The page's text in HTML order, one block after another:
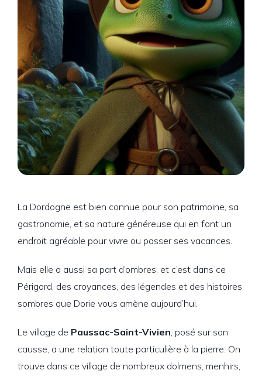
La Dordogne est bien connue pour son patrimoine, sa
gastronomie, et sa nature généreuse qui en font un
endroit agréable pour vivre ou passer ses vacances.
Mais elle a aussi sa part d’ombres, et c’est dans ce
Périgord, des croyances, des légendes et des histoires
sombres que Dorie vous amène aujourd’hui.
Le village de Paussac-Saint-Vivien, posé sur son
causse, a une relation toute particulière à la pierre. On
trouve dans ce village de nombreux dolmens, menhirs,